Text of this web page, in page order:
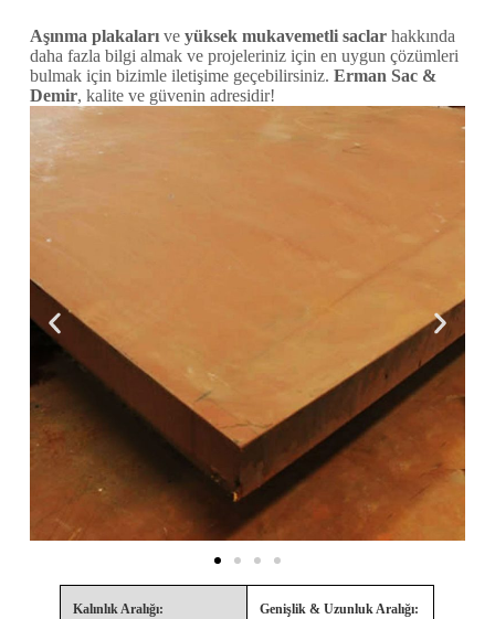
Aşınma plakalarıve yüksek mukavemetli saclarhakkında
daha fazla bilgi almak ve projeleriniz için en uygun çözümleri
bulmak için bizimle iletişime geçebilirsiniz. Erman Sac &
Demir, kalite ve güvenin adresidir!
Kalınlık Aralığı: Genişlik & Uzunluk Aralığı: